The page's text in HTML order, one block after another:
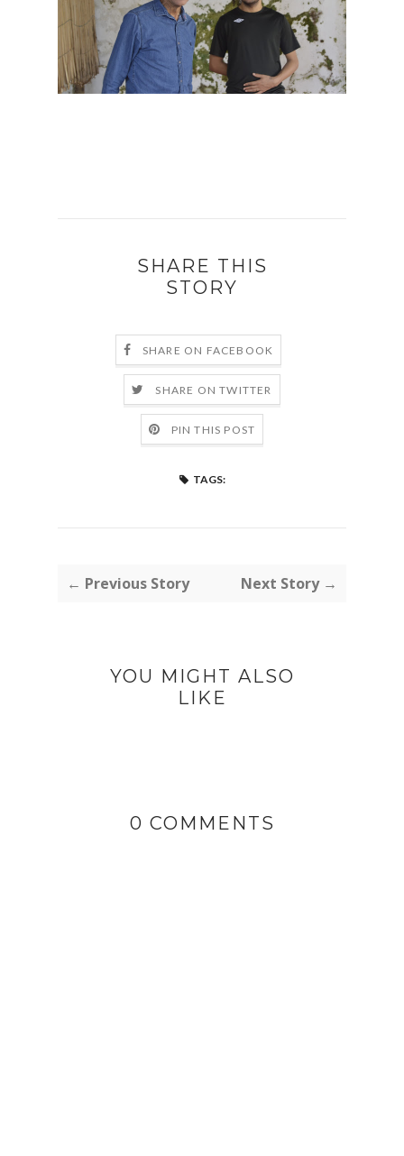
SHARE THIS
STORY
SHARE ON FACEBOOK
SHARE ON TWITTER
PIN THIS POST
TAGS:
← Previous Story Next Story →
YOU MIGHT ALSO
LIKE
0 COMMENTS